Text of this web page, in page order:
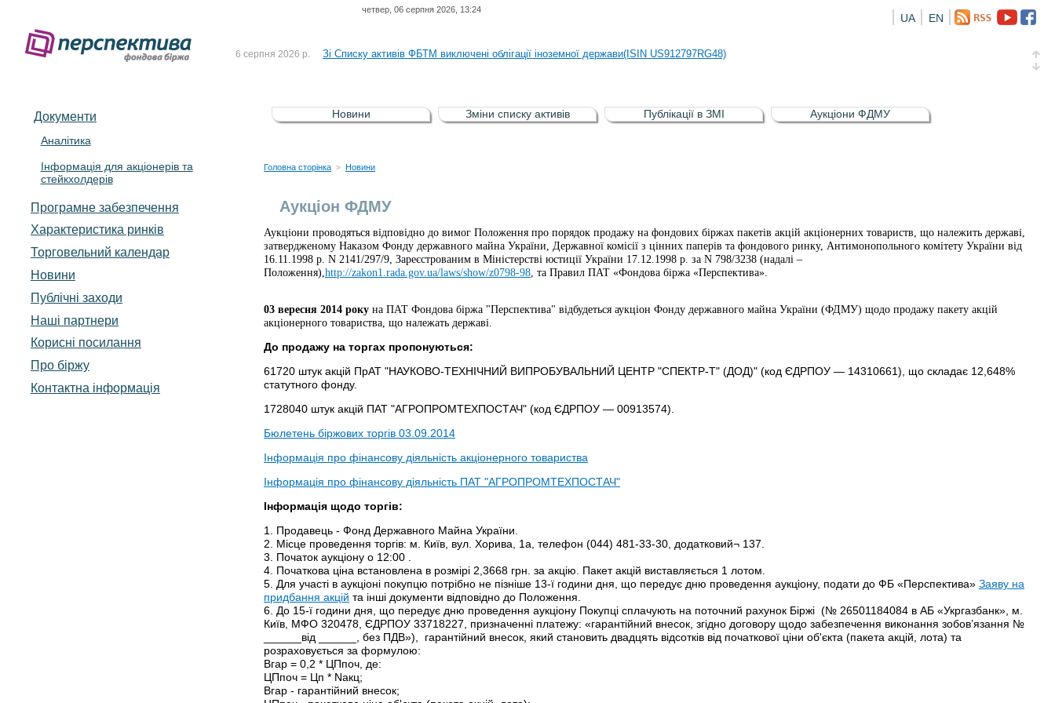
четвер, 06 серпня 2026, 13:24
EN
UA
До Списку активів регульованого фондового ринку (РФР) включена Корпоративна облігація відсоткова електронна іменна (ISIN UA5000016726)
6 серпня 2026 р. Зі Списку активів ФБТМ виключені облігації іноземної держави(ISIN US912797RG48)
5 серпня 2026 р. Зі списку активів РФР виключені Облігація внутрішніх державних позик України (ISIN UA4000232607)
4 серпня 2026 р. До Списку активів регульованого фондового ринку (РФР) включена Корпоративна облігація відсоткова електронна іменна (ISIN UA5000016726)
Документи
Аналітика
Інформація для акціонерів та
стейкхолдерів
Програмне забезпечення
Характеристика pинків
Торговельний календар
Новини
Публічні заходи
Наші партнери
Корисні посилання
Про біржу
Контактна інформація
Новини Зміни списку активів Публікації в ЗМІ Аукціони ФДМУ
Головна сторінка > Новини
Аукціон ФДМУ
Аукціони проводяться відповідно до вимог Положення про порядок продажу на фондових біржах пакетів акцій акціонерних товариств, що належить державі,
затвердженому Наказом Фонду державного майна України, Державної комісії з цінних паперів та фондового ринку, Антимонопольного комітету України від
16.11.1998 р. N 2141/297/9, Зареєстрованим в Міністерстві юстиції України 17.12.1998 р. за N 798/3238 (надалі –
Положення), http://zakon1.rada.gov.ua/laws/show/z0798-98 , та Правил ПАТ «Фондова біржа «Перспектива».
03 вересня 2014 року на ПАТ Фондова біржа "Перспектива" відбудеться аукціон Фонду державного майна України (ФДМУ) щодо продажу пакету акцій
акціонерного товариства, що належать державі.
До продажу на торгах пропонуються:
61720 штук акцій ПрАТ "НАУКОВО-ТЕХНІЧНИЙ ВИПРОБУВАЛЬНИЙ ЦЕНТР "СПЕКТР-Т" (ДОД)" (код ЄДРПОУ — 14310661), що складає 12,648%
статутного фонду.
1728040 штук акцій ПАТ "АГРОПРОМТЕХПОСТАЧ" (код ЄДРПОУ — 00913574).
Бюлетень біржових торгів 03.09.2014
Інформація про фінансову діяльність акціонерного товариства
Інформація про фінансову діяльність ПАТ "АГРОПРОМТЕХПОСТАЧ"
Інформація щодо торгів:
1. Продавець - Фонд Державного Майна України.
2. Місце проведення торгів: м. Київ, вул. Хорива, 1а, телефон (044) 481-33-30, додатковий¬ 137.
3. Початок аукціону о 12:00 .
4. Початкова ціна встановлена в розмірі 2,3668 грн. за акцію. Пакет акцій виставляється 1 лотом.
5. Для участі в аукціоні покупцю потрібно не пізніше 13-ї години дня, що передує дню проведення аукціону, подати до ФБ «Перспектива» Заяву на
придбання акцій та інші документи відповідно до Положення.
6. До 15-ї години дня, що передує дню проведення аукціону Покупці сплачують на поточний рахунок Біржі (№ 26501184084 в АБ «Укргазбанк», м.
Київ, МФО 320478, ЄДРПОУ 33718227, призначенні платежу: «гарантійний внесок, згідно договору щодо забезпечення виконання зобов’язання №
______від ______, без ПДВ»), гарантійний внесок, який становить двадцять відсотків від початкової ціни об'єкта (пакета акцій, лота) та
розраховується за формулою:
Вгар = 0,2 * ЦПпоч, де:
ЦПпоч = Цп * Nакц;
Вгар - гарантійний внесок;